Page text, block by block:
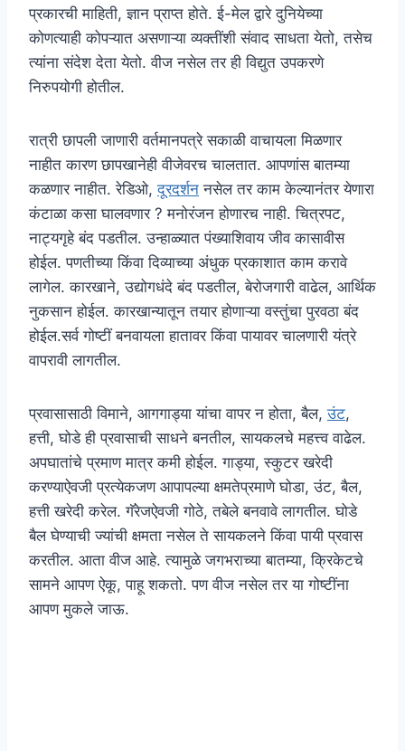
प्रकारची माहिती, ज्ञान प्राप्त होते. ई-मेल द्वारे दुनियेच्या
कोणत्याही कोपऱ्यात असणाऱ्या व्यक्तींशी संवाद साधता येतो, तसेच
त्यांना संदेश देता येतो. वीज नसेल तर ही विद्युत उपकरणे
निरुपयोगी होतील.
रात्री छापली जाणारी वर्तमानपत्रे सकाळी वाचायला मिळणार
नाहीत कारण छापखानेही वीजेवरच चालतात. आपणांस बातम्या
कळणार नाहीत. रेडिओ,दूरदर्शन नसेल तर काम केल्यानंतर येणारा
कंटाळा कसा घालवणार ? मनोरंजन होणारच नाही. चित्रपट,
नाट्यगृहे बंद पडतील. उन्हाळ्यात पंख्याशिवाय जीव कासावीस
होईल. पणतीच्या किंवा दिव्याच्या अंधुक प्रकाशात काम करावे
लागेल. कारखाने, उद्योगधंदे बंद पडतील, बेरोजगारी वाढेल, आर्थिक
नुकसान होईल. कारखान्यातून तयार होणाऱ्या वस्तुंचा पुरवठा बंद
होईल.सर्व गोष्टीं बनवायला हातावर किंवा पायावर चालणारी यंत्रे
वापरावी लागतील.
प्रवासासाठी विमाने, आगगाड्या यांचा वापर न होता, बैल,उंट,
हत्ती, घोडे ही प्रवासाची साधने बनतील, सायकलचे महत्त्व वाढेल.
अपघातांचे प्रमाण मात्र कमी होईल. गाड्या, स्कुटर खरेदी
करण्याऐवजी प्रत्येकजण आपापल्या क्षमतेप्रमाणे घोडा, उंट, बैल,
हत्ती खरेदी करेल. गॅरेजऐवजी गोठे, तबेले बनवावे लागतील. घोडे
बैल घेण्याची ज्यांची क्षमता नसेल ते सायकलने किंवा पायी प्रवास
करतील. आता वीज आहे. त्यामुळे जगभराच्या बातम्या, क्रिकेटचे
सामने आपण ऐकू, पाहू शकतो. पण वीज नसेल तर या गोष्टींना
आपण मुकले जाऊ.